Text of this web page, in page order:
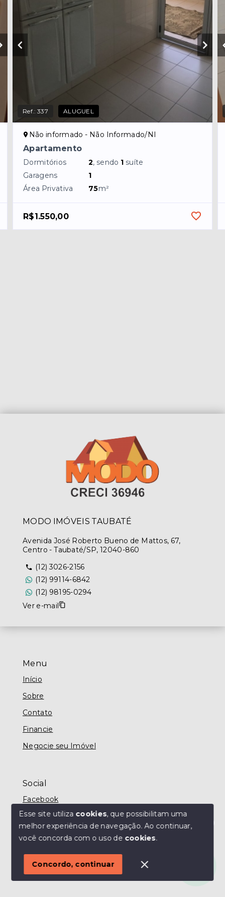
Ref.:337 ALUGUEL
Não informado - Não Informado/NI
Apartamento
Dormitórios 2, sendo 1 suíte
Garagens
1
Área Privativa
75m²
R$1.550,00
Olá! Estamos disponíveis para te ajudar.
Menu
Início
Sobre
Contato
Financie
Negocie seu Imóvel
Social
Facebook
© Copyright 2026 - MODO IMÓVEIS TAUBATÉ -
SITE PARA IMOBILIARIA
MODO IMÓVEIS TAUBATÉ
Avenida José Roberto Bueno de Mattos, 67,
Centro - Taubaté/SP, 12040-860
(12) 3026-2156
(12) 99114-6842
(12) 98195-0294
Ver e-mail
Esse site utiliza cookies, que possibilitam uma
melhor experiência de navegação.Ao continuar,
você concorda com o uso de cookies.
Concordo, continuar